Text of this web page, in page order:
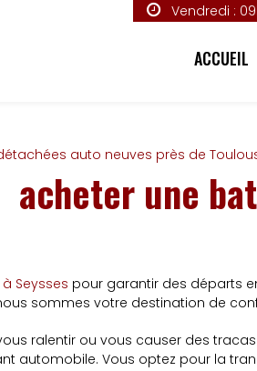
Vendredi :
ACCUEIL
auto neuves près de
acheter une
Seysses pour garantir des départs
sommes votre destination de
ralentir ou vous causer des
automobile. Vous optez pour la